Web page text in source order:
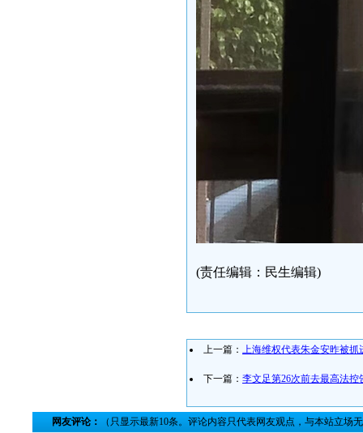
(责任编辑：民生编辑)
上一篇： 上海维权代表朱金安昨被抓
下一篇： 李文足第26次前去最高法控
网友评论： （只显示最新10条。评论内容只代表网友观点，与本站立场